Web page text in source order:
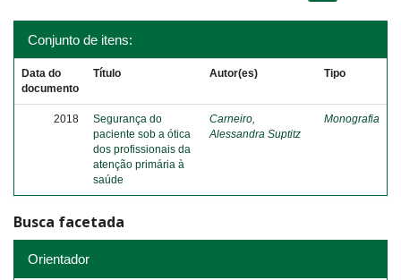
Conjunto de itens:
Data do
documento
Título Autor(es) Tipo
2018
Segurança do
paciente sob a ótica
dos profissionais da
atenção primária à
saúde
Carneiro,
Alessandra Suptitz
Monografia
Busca facetada
Orientador